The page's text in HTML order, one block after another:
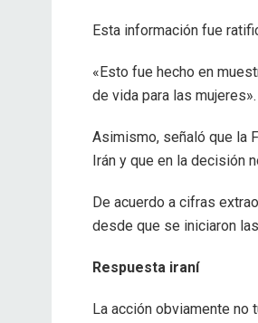
Esta información fue
«Esto fue hecho en
de vida para las mujeres».
Asimismo, señaló que la
Irán y que en la decisión
De acuerdo a cifras
desde que se iniciaron
Respuesta iraní
La acción obviamente no